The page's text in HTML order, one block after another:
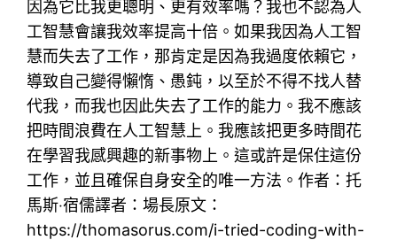
因為它比我更聰明、更有效率嗎？我也不認為人
工智慧會讓我效率提高十倍。如果我因為人工智
慧而失去了工作，那肯定是因為我過度依賴它，
導致自己變得懶惰、愚鈍，以至於不得不找人替
代我，而我也因此失去了工作的能力。我不應該
把時間浪費在人工智慧上。我應該把更多時間花
在學習我感興趣的新事物上。這或許是保住這份
工作，並且確保自身安全的唯一方法。作者：托
馬斯‧宿儒譯者：場長原文：
https://thomasorus.com/i-tried-coding-with-